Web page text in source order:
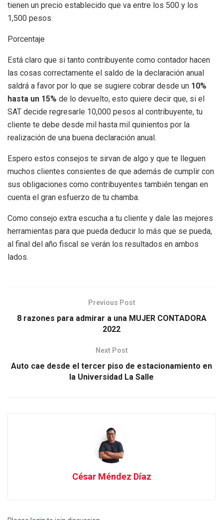
tienen un precio establecido que va entre los 500 y los
1,500 pesos.
Porcentaje
Está claro que si tanto contribuyente como contador hacen
las cosas correctamente el saldo de la declaración anual
saldrá a favor por lo que se sugiere cobrar desde un 10%
hasta un 15% de lo devuelto, esto quiere decir que, si el
SAT decide regresarle 10,000 pesos al contribuyente, tu
cliente te debe desde mil hasta mil quinientos por la
realización de una buena declaración anual.
Espero estos consejos te sirvan de algo y que te lleguen
muchos clientes consientes de que además de cumplir con
sus obligaciones como contribuyentes también tengan en
cuenta el gran esfuerzo de tu chamba.
Como consejo extra escucha a tu cliente y dale las mejores
herramientas para que pueda deducir lo más que se pueda,
al final del año fiscal se verán los resultados en ambos
lados.
Previous Post
8 razones para admirar a una MUJER CONTADORA
2022
Next Post
Auto cae desde el tercer piso de estacionamiento en
la Universidad La Salle
César Méndez Díaz